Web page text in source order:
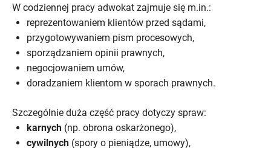
W codziennej pracy adwokat zajmuje się m.in.:
reprezentowaniem klientów przed sądami,
przygotowywaniem pism procesowych,
sporządzaniem opinii prawnych,
negocjowaniem umów,
doradzaniem klientom w sporach prawnych.
Szczególnie duża część pracy dotyczy spraw:
karnych (np. obrona oskarżonego),
cywilnych (spory o pieniądze, umowy),